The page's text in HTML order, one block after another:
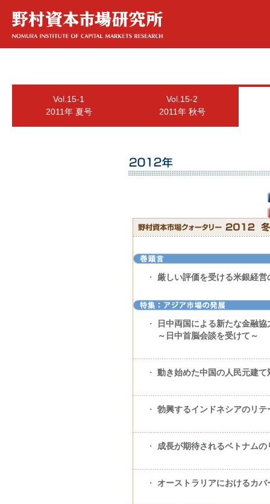
Vol.15-1
2011年 夏号
Vol.15-2
2011年 秋号
・ 厳しい評価を受ける米銀経営
・
日中両国による新たな金融
～日中首脳会談を受けて～
・ 動き始めた中国の人民元建て
・ 勃興するインドネシアのリテ
・ 成長が期待されるベトナム
・ オーストラリアにおけるカ